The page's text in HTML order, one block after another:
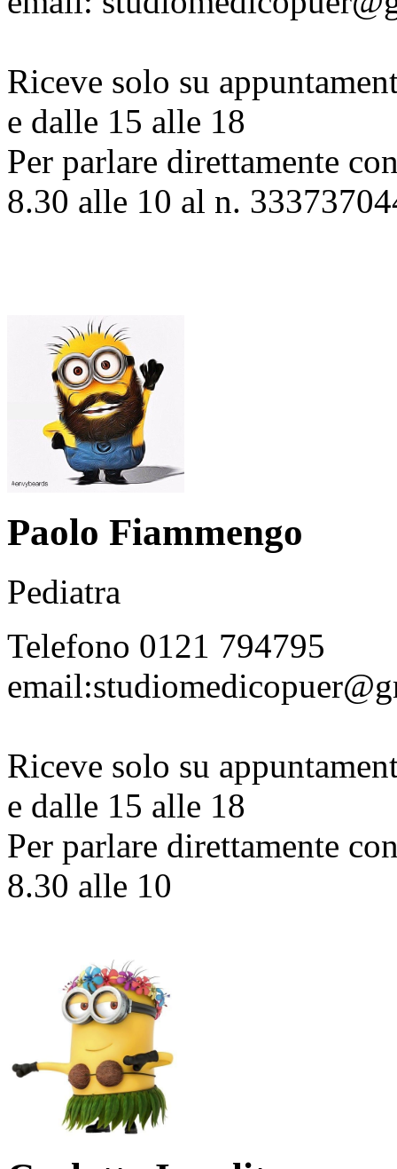
Riceve solo su
e dalle 15 alle 18
Per parlare direttamente
8.30 alle 10 al n.
Paolo Fiammengo
Pediatra
Telefono 0121 794795
Riceve solo su
e dalle 15 alle 18
Per parlare direttamente
8.30 alle 10